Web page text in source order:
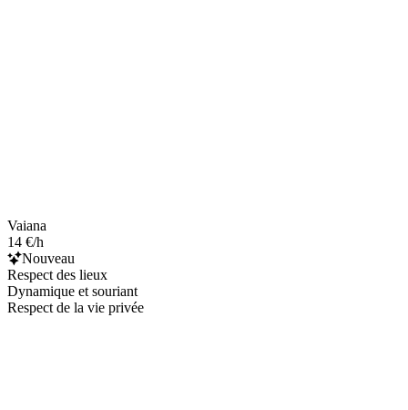
Vaiana
14 €/h
Nouveau
Respect des lieux
Dynamique et souriant
Respect de la vie privée